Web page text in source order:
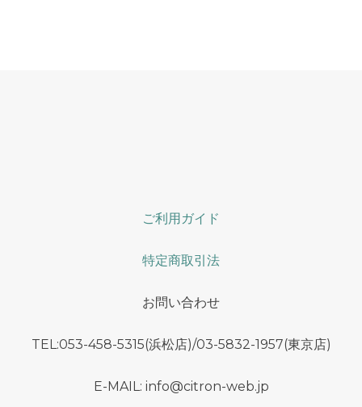
ご利用ガイド
特定商取引法
お問い合わせ
TEL:053-458-5315(浜松店)/03-5832-1957(東京店)
E-MAIL: info@citron-web.jp